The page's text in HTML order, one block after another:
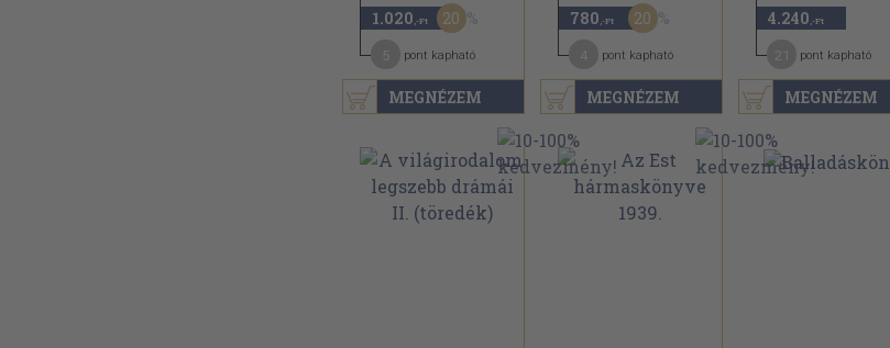
MEGNÉZEM
1.020 ,-Ft 20
pont kapható
MEGNÉZEM
780 ,-Ft 20
pont kapható
MEGNÉZEM
4.240 ,-Ft
pont kapható